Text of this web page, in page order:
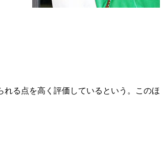
る点を高く評価しているという。このほ